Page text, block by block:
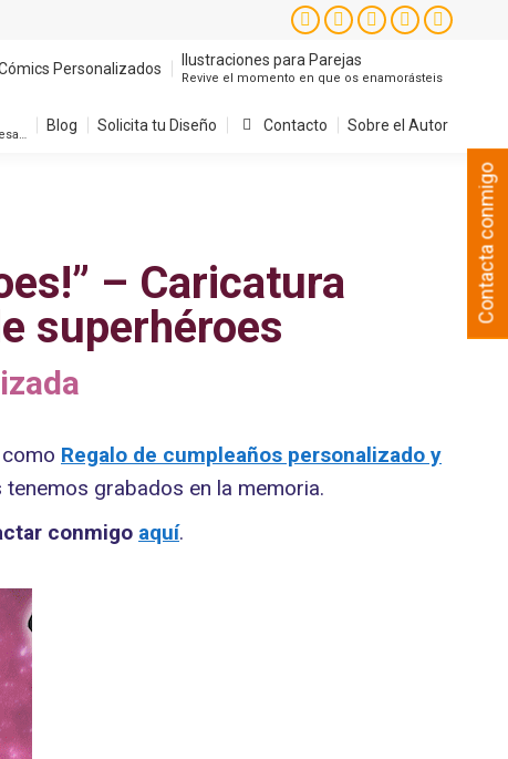
Instagram
page
opens
in
Facebook
page
opens
in
X
opens
in
YouTube
opens
in
opens
in
new
window
Personalizados Ilustraciones para Parejas
Revive el momento en que os enamorásteis
Blog Solicita tu Diseño Contacto Sobre el Autor
– Caricatura
superhéroes
Regalo de cumpleaños personalizado y
grabados en la memoria.
conmigo aquí.
Contacta conmigo
Ilustraciones para Parejas
Revive el momento en que os enamorásteis
Solicita tu Diseño Contacto Sobre el Autor